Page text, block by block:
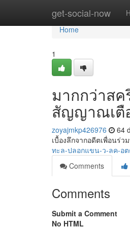
get-social-now
Home
Home
1
มากกว่าส
สัญญาณเตื
zoyajmkp426976 64
เบื้องลึกจากอดีตเพื่อนร่
ทะล-ปลอกแขน-ว-ลค-อต
Comments
Comments
Submit a Comment
No HTML